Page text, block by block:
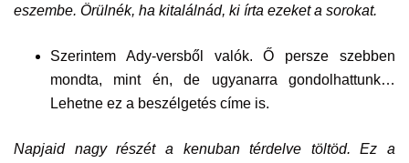
eszembe. Örülnék, ha kitalálnád, ki írta ezeket a sorokat.
Szerintem Ady-versből valók. Ő persze szebben
mondta, mint én, de ugyanarra gondolhattunk…
Lehetne ez a beszélgetés címe is.
Napjaid nagy részét a kenuban térdelve töltöd. Ez a